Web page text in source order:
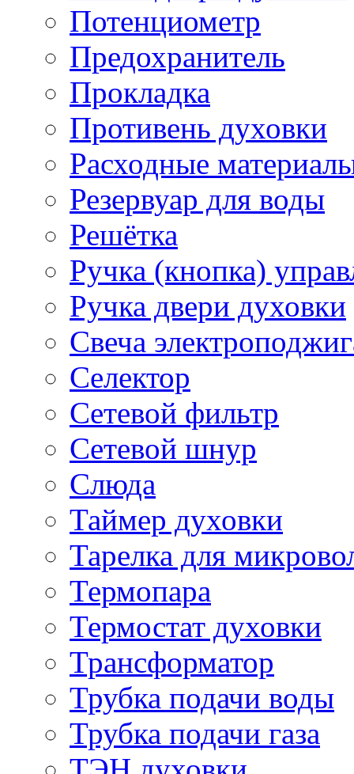
Потенциометр
Предохранитель
Прокладка
Противень духовки
Расходные
Резервуар для воды
Решётка
Ручка (кнопка)
Ручка двери духовки
Свеча
Селектор
Сетевой фильтр
Сетевой шнур
Слюда
Таймер духовки
Тарелка для
Термопара
Термостат духовки
Трансформатор
Трубка подачи воды
Трубка подачи газа